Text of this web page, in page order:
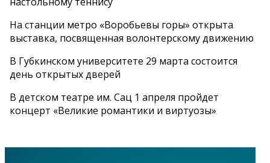
На станции метро «Воробьевы горы» открыта
выставка, посвященная волонтерскому движению
В Губкинском университете 29 марта состоится
день открытых дверей
В детском театре им. Сац 1 апреля пройдет
концерт «Великие романтики и виртуозы»